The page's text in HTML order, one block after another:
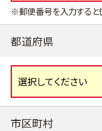
※郵便番号を入力すると
都道府県
市区町村